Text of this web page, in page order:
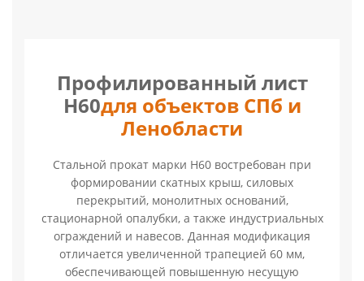
Профилированный лист
Н60для объектов СПб и
Ленобласти
Стальной прокат марки Н60 востребован при
формировании скатных крыш, силовых
перекрытий, монолитных оснований,
стационарной опалубки, а также индустриальных
ограждений и навесов. Данная модификация
отличается увеличенной трапецией 60 мм,
обеспечивающей повышенную несущую